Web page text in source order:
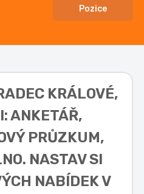
Pozice
KRÁLOVÉ,
ANKETÁŘ,
PRŮZKUM,
NASTAV SI
NABÍDEK V